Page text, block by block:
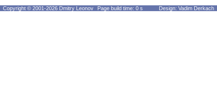
Copyright © 2001-2026 Dmitry Leonov Page build time: 0 s Design: Vadim Derkach